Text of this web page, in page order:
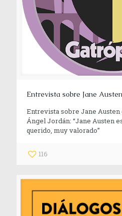
Entrevista sobre Jane
Entrevista sobre Jane
Ángel Jordán: “Jane Austen
querido, muy valorado”
116